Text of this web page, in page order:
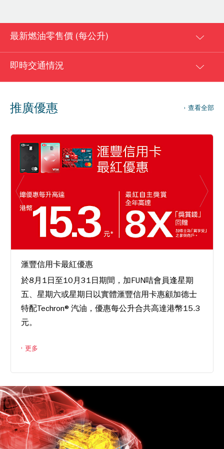
最新燃油零售價 (每公升)
即時交通情況
滙豐信用卡最紅優惠
於8月1日至10月31日期間，加FUN咭會員逢星期
五、星期六或星期日以實體滙豐信用卡惠顧加德士
特配Techron®汽油，優惠每公升合共高達港幣15.3